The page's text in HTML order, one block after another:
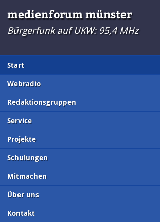
medienforum münster
Bürgerfunk auf UKW: 95,4 MHz
Start
Webradio
Redaktionsgruppen
Service
Projekte
Schulungen
Mitmachen
Über uns
Kontakt